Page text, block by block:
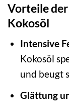
Vorteile
Kokosöl
Intensive
Kokosöl
und beugt
Glättung